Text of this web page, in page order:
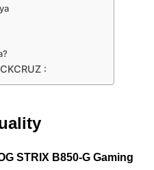
:
STRIX B850-G Gaming